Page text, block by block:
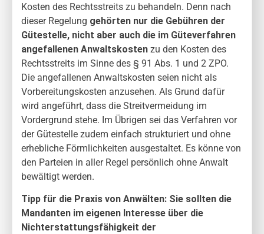
Kosten des Rechtsstreits zu behandeln. Denn nach
dieser Regelung gehörten nur die Gebühren der
Gütestelle, nicht aber auch die im Güteverfahren
angefallenen Anwaltskosten zu den Kosten des
Rechtsstreits im Sinne des § 91 Abs. 1 und 2 ZPO.
Die angefallenen Anwaltskosten seien nicht als
Vorbereitungskosten anzusehen. Als Grund dafür
wird angeführt, dass die Streitvermeidung im
Vordergrund stehe. Im Übrigen sei das Verfahren vor
der Gütestelle zudem einfach strukturiert und ohne
erhebliche Förmlichkeiten ausgestaltet. Es könne von
den Parteien in aller Regel persönlich ohne Anwalt
bewältigt werden.
Tipp für die Praxis von Anwälten: Sie sollten die
Mandanten im eigenen Interesse über die
Nichterstattungsfähigkeit der